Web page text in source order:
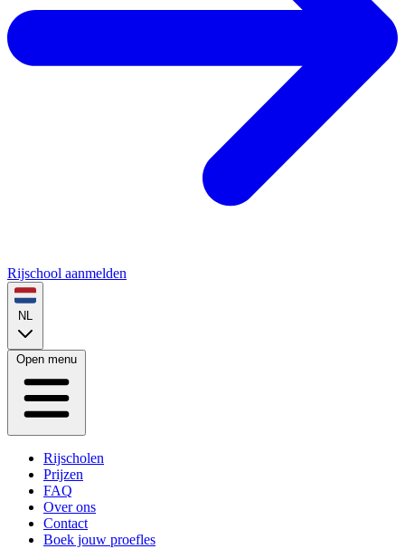
Rijschool aanmelden
NL
Open menu
Rijscholen
Prijzen
FAQ
Over ons
Contact
Boek jouw proefles